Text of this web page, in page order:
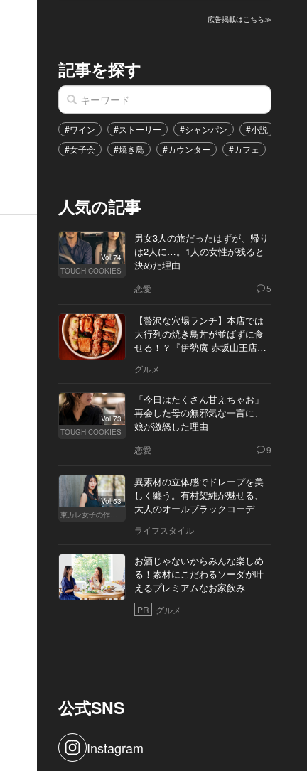
広告掲載はこちら≫
記事を探す
#ワイン #ストーリー #シャンパン #小説
#女子会
#焼き鳥 #カウンター #カフェ
人気の記事
Vol.74
TOUGH COOKIES
男女3人の旅だったはずが、帰り
は2人に…。1人の女性が残ると
決めた理由
恋愛 5
【贅沢な穴場ランチ】本店では
大行列の焼き鳥丼が並ばずに食
せる！？『伊勢廣 赤坂山王店』
グルメ
Vol.73
TOUGH COOKIES
「今日はたくさん甘えちゃお」
再会した母の無邪気な一言に、
娘が激怒した理由
恋愛 9
Vol.53
東カレ女子の作り方
異素材の立体感でドレープを美
しく纏う。有村架純が魅せる、
大人のオールブラックコーデ
ライフスタイル
お酒じゃないからみんな楽しめ
る！素材にこだわるソーダが叶
えるプレミアムなお家飲み
PR グルメ
公式SNS
Instagram